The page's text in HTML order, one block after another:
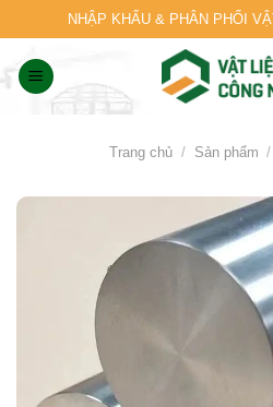
to
content
NHẬP KHẨU & PHÂN PHỐI
Trang chủ / Sản phẩm /